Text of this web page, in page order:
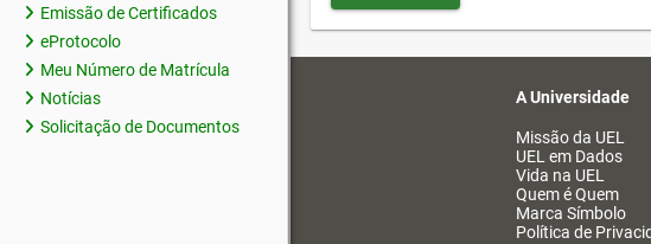
Emissão de Certificados
eProtocolo
Meu Número de Matrícula
Notícias
Solicitação de Documentos
A Universidade
Missão da UEL
UEL em Dados
Vida na UEL
Quem é Quem
Marca Símbolo
Política de